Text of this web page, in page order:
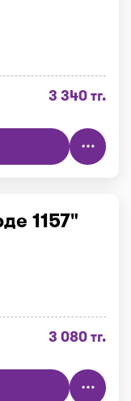
3 340 тг.
1157"
3 080 тг.